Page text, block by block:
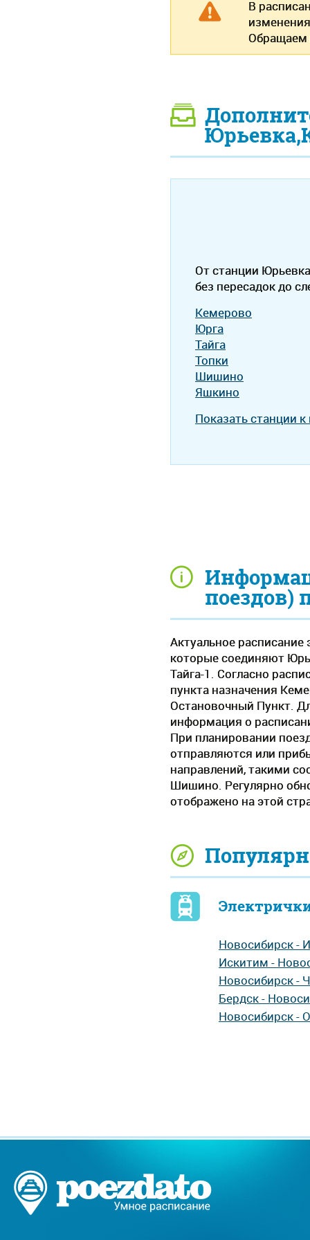
поездов)
Актуальное
которые соединяют
Тайга-1. Согласно
пункта назначения
Остановочный Пункт.
информация о
При планировании
отправляются или
направлений, такими
Шишино. Регулярно
отображено на этой
Новосибирск -
Искитим -
Новосибирск -
Бердск -
Новосибирск -
В
Обращаем
От станции
без пересадок до
Кемерово
Юрга
Тайга
Топки
Шишино
Яшкино
Показать станции